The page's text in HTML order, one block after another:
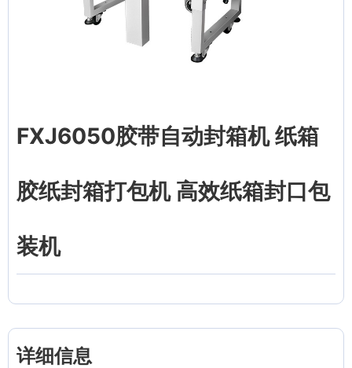
FXJ6050胶带自动封箱机 纸箱
胶纸封箱打包机 高效纸箱封口包
装机
详细信息